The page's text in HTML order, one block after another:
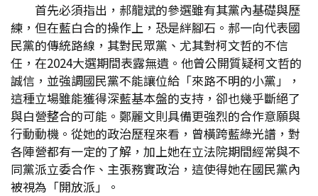
首先必須指出，郝龍斌的參選雖有其黨內基礎與歷
練，但在藍白合的操作上，恐是絆腳石。郝一向代表國
民黨的傳統路線，其對民眾黨、尤其對柯文哲的不信
任，在2024大選期間表露無遺。他曾公開質疑柯文哲的
誠信，並強調國民黨不能讓位給「來路不明的小黨」，
這種立場雖能獲得深藍基本盤的支持，卻也幾乎斷絕了
與白營整合的可能。鄭麗文則具備更強烈的合作意願與
行動動機。從她的政治歷程來看，曾橫跨藍綠光譜，對
各陣營都有一定的了解，加上她在立法院期間經常與不
同黨派立委合作、主張務實政治，這使得她在國民黨內
被視為「開放派」。